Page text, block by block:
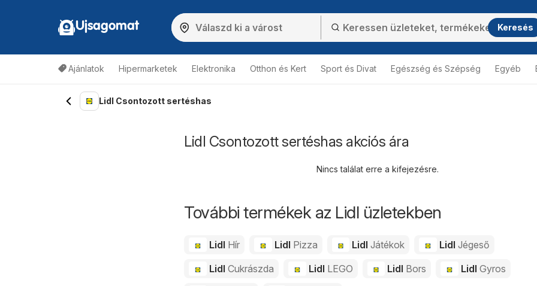
Ujsagomat Keresés
Ajánlatok Hipermarketek Elektronika Otthon és Kert Sport és Divat Egészség és Szépség Egyéb
Lidl Csontozott sertéshas
Lidl Csontozott sertéshas akciós ára
Nincs találat erre a kifejezésre.
További termékek az Lidl üzletekben
Lidl Hír Lidl Pizza LidlJátékok LidlJégeső
Lidl Cukrászda Lidl LEGO Lidl Bors LidlGyros